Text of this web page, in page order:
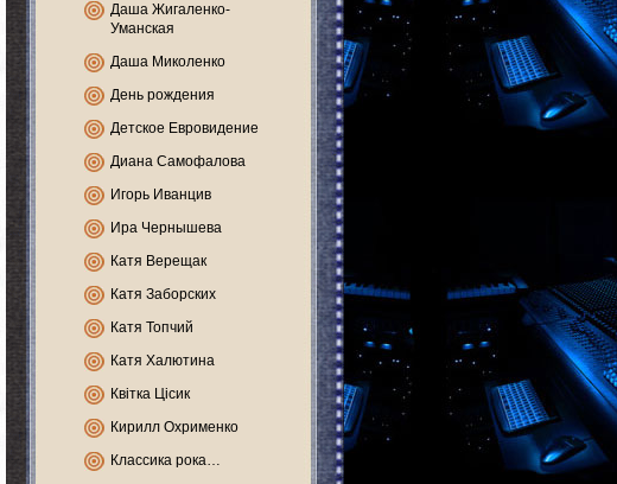
Даша Жигаленко-
Уманская
Даша Миколенко
День рождения
Детское Евровидение
Диана Самофалова
Игорь Иванцив
Ира Чернышева
Катя Верещак
Катя Заборских
Катя Топчий
Катя Халютина
Квітка Цісик
Кирилл Охрименко
Классика рока…